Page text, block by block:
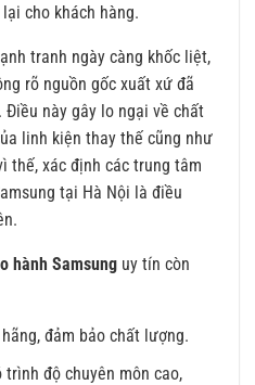
cho khách hàng.
tranh ngày càng khốc liệt,
rõ nguồn gốc xuất xứ đã
này gây lo ngại về chất
linh kiện thay thế cũng như
thế, xác định các trung tâm
tại Hà Nội là điều
hành Samsung uy tín còn
đảm bảo chất lượng.
độ chuyên môn cao,